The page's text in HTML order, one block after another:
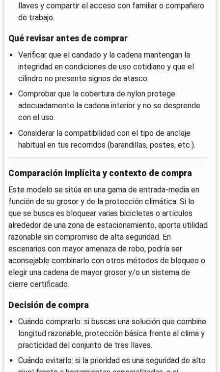
llaves y compartir el acceso con familiar o compañero
de trabajo.
Qué revisar antes de comprar
Verificar que el candado y la cadena mantengan la
integridad en condiciones de uso cotidiano y que el
cilindro no presente signos de atasco.
Comprobar que la cobertura de nylon protege
adecuadamente la cadena interior y no se desprende
con el uso.
Considerar la compatibilidad con el tipo de anclaje
habitual en tus recorridos (barandillas, postes, etc.).
Comparación implícita y contexto de compra
Este modelo se sitúa en una gama de entrada-media en
función de su grosor y de la protección climática. Si lo
que se busca es bloquear varias bicicletas o artículos
alrededor de una zona de estacionamiento, aporta utilidad
razonable sin compromiso de alta seguridad. En
escenarios con mayor amenaza de robo, podría ser
aconsejable combinarlo con otros métodos de bloqueo o
elegir una cadena de mayor grosor y/o un sistema de
cierre certificado.
Decisión de compra
Cuándo comprarlo: si buscas una solución que combine
longitud razonable, protección básica frente al clima y
practicidad del conjunto de tres llaves.
Cuándo evitarlo: si la prioridad es una seguridad de alto